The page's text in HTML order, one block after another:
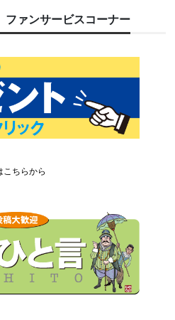
ァンサービスコーナー
こちらから